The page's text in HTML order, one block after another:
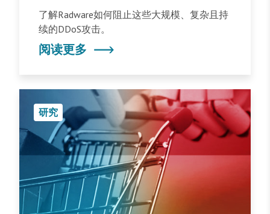
了解Radware如何阻止这些大规模、复杂且持
续的DDoS攻击。
阅读更多
研究